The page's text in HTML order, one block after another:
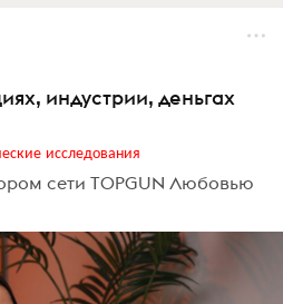
индустрии, деньгах
исследования
сети TOPGUN Любовью